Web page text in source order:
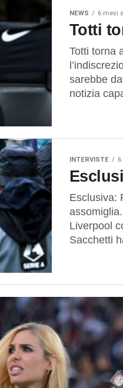
NEWS 6 mesi
Totti
Totti torna
sarebbe
notizia
INTERVISTE
Esclusiva:
Liverpool
Sacchetti